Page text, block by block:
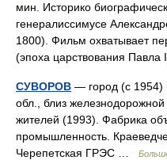
мин. Историко
генералиссимусе
1800). Фильм охватывает
(эпоха царствования
СУВОРОВ — город (с 1954)
обл., близ
жителей (1993). Фабрика
промышленность.
Черепетская ГРЭС …